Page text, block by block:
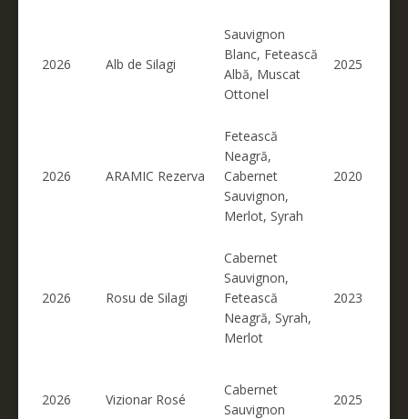
2026 Alb de Silagi
Sauvignon
Blanc, Fetească
Albă, Muscat
Ottonel
2025
2026 ARAMIC Rezerva
Fetească
Neagră,
Cabernet
Sauvignon,
Merlot, Syrah
2020
2026 Rosu de Silagi
Cabernet
Sauvignon,
Fetească
Neagră, Syrah,
Merlot
2023
2026 Vizionar Rosé
Cabernet
Sauvignon
2025